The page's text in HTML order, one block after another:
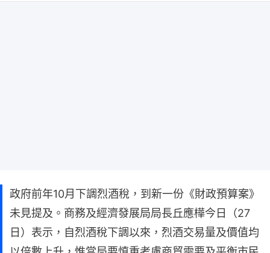
政府前年10月下調烈酒稅，到新一份《財政預算案》
未見提及。商務及經濟發展局局長丘應樺今日（27
日）表示，自烈酒稅下調以來，烈酒交易量及價值均